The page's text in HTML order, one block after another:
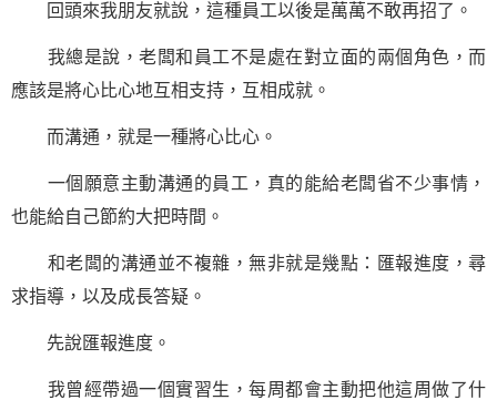
回頭來我朋友就說，這種員工以後是萬萬不敢再招了。
我總是說，老闆和員工不是處在對立面的兩個角色，而
應該是將心比心地互相支持，互相成就。
而溝通，就是一種將心比心。
一個願意主動溝通的員工，真的能給老闆省不少事情，
也能給自己節約大把時間。
和老闆的溝通並不複雜，無非就是幾點：匯報進度，尋
求指導，以及成長答疑。
先說匯報進度。
我曾經帶過一個實習生，每周都會主動把他這周做了什